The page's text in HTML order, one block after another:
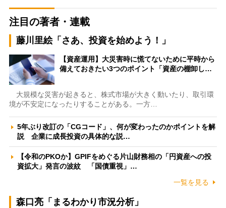
注目の著者・連載
藤川里絵「さあ、投資を始めよう！」
【資産運用】大災害時に慌てないために平時から
備えておきたい3つのポイント「資産の棚卸し…
大規模な災害が起きると、株式市場が大きく動いたり、取引環
境が不安定になったりすることがある。一方…
5年ぶり改訂の「CGコード」、何が変わったのかポイントを解
説 企業に成長投資の具体的な説…
【令和のPKOか】GPIFをめぐる片山財務相の「円資産への投
資拡大」発言の波紋 「国債重視」…
一覧を見る
森口亮「まるわかり市況分析」